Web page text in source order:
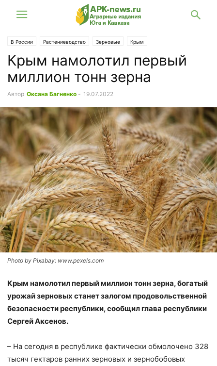
В России Растениеводство Зерновые Крым
Крым намолотил первый
миллион тонн зерна
Автор Оксана Багненко - 19.07.2022
Photo by Pixabay: www.pexels.com
Крым намолотил первый миллион тонн зерна, богатый
урожай зерновых станет залогом продовольственной
безопасности республики, сообщил глава республики
Сергей Аксенов.
– На сегодня в республике фактически обмолочено 328
тысяч гектаров ранних зерновых и зернобобовых